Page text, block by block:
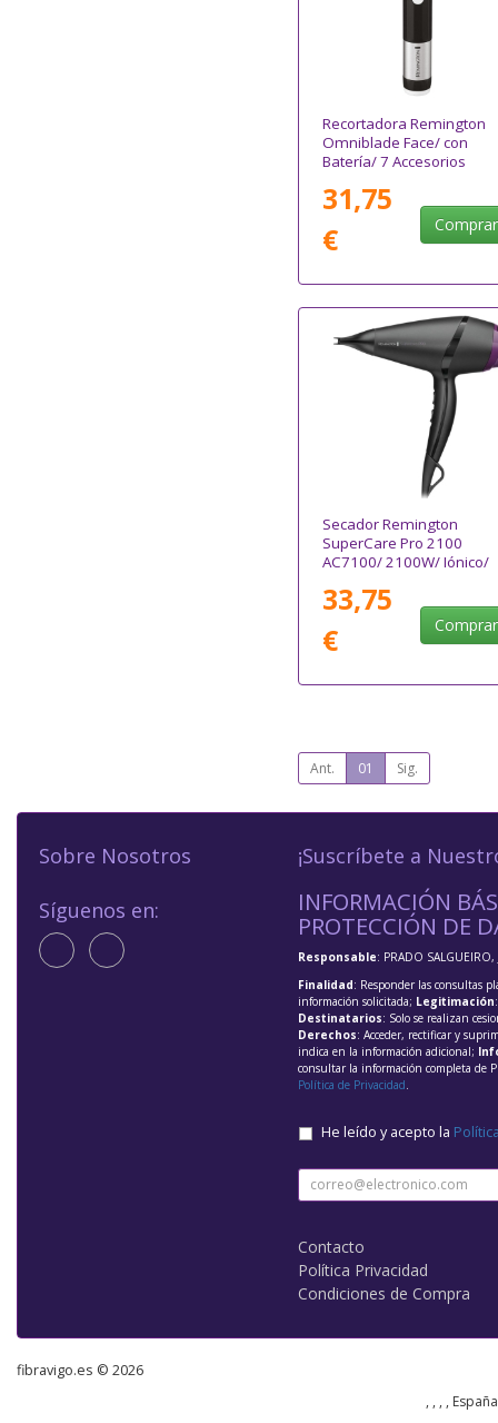
Recortadora Remington
Omniblade Face/ con
Batería/ 7 Accesorios
31,75
€
Comprar
Secador Remington
SuperCare Pro 2100
AC7100/ 2100W/ Iónico/
33,75
€
Comprar
Ant. 01 Sig.
Sobre Nosotros
Síguenos en:
¡Suscríbete a
INFORMACIÓN
PROTECCIÓN DE
Responsable: PRADO SALGUEIRO,
Finalidad: Responder las consultas
información solicitada; Legitimación
Destinatarios: Solo se realizan
Derechos: Acceder, rectificar y
indica en la información adicional;
consultar la información completa de
Política de Privacidad.
He leído y acepto la
Contacto
Política Privacidad
Condiciones de Compra
fibravigo.es © 2026
, , , ,